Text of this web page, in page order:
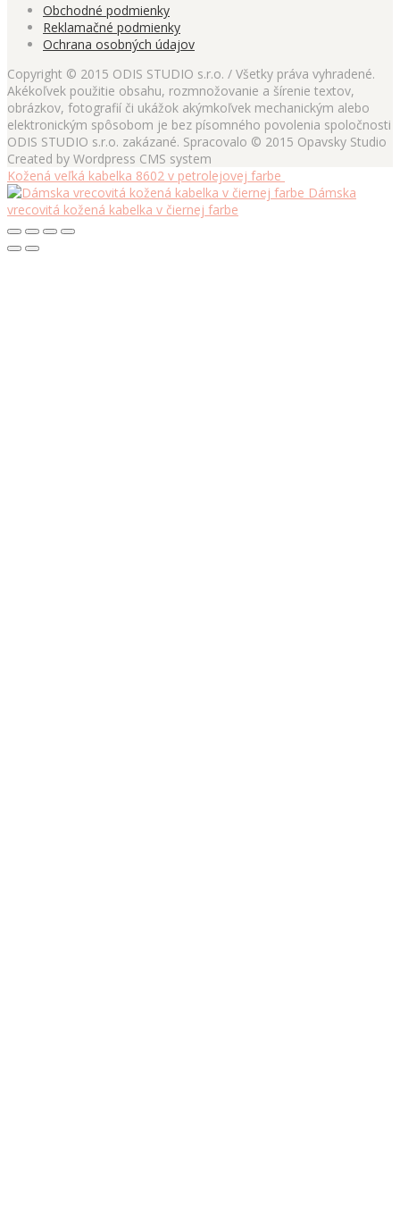
Obchodné podmienky
Reklamačné podmienky
Ochrana osobných údajov
Copyright © 2015 ODIS STUDIO s.r.o. / Všetky práva vyhradené.
Akékoľvek použitie obsahu, rozmnožovanie a šírenie textov,
obrázkov, fotografií či ukážok akýmkoľvek mechanickým alebo
elektronickým spôsobom je bez písomného povolenia spoločnosti
ODIS STUDIO s.r.o. zakázané. Spracovalo © 2015 Opavsky Studio
Created by Wordpress CMS system
Kožená veľká kabelka 8602 v petrolejovej farbe
Dámska
vrecovitá kožená kabelka v čiernej farbe